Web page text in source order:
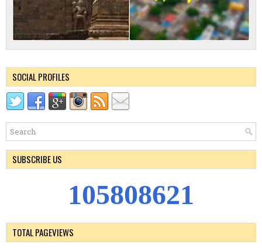
SOCIAL PROFILES
SUBSCRIBE US
105808621
TOTAL PAGEVIEWS